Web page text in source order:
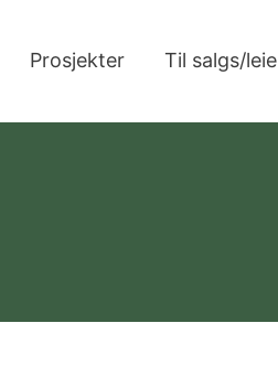
Prosjekter Til salgs/leie